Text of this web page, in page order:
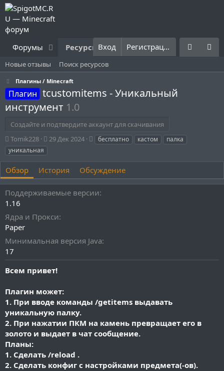
Форумы Ресурсы Что нового? Правила
Вход Регистрация
Новые отзывы Поиск ресурсов
Плагины / Minecraft
Плагин tcustomitems - Уникальный
инструмент 1.0
Создайте и подтвердите аккаунт для скачивания
А
в
т
о
р
Tomik228
Д
с
о
з
н
я
29 Дек 2024
Т бесплатно кастом
палка
уникальная
Обзор История Обсуждение
Поддерживаемые версии
1.16
Ядра и Прокси
Paper
Минимальная версия Java
17
Всем привет!
Плагин может:
1. При вводе команды /getitems выдавать
уникальную палку.
2. При нажатии ПКМ на камень превращает его в
золото и выдает в чат сообщение.
Планы:
1. Сделать /reload .
2. Сделать конфиг с настройками предмета(-ов).